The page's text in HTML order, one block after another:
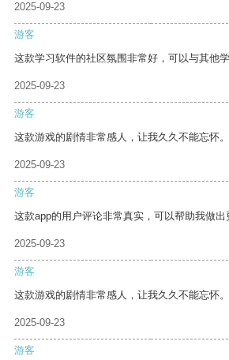
2025-09-23
游客
这款学习软件的社区氛围非常好，可以与其他
2025-09-23
游客
这款游戏的剧情非常感人，让我久久不能忘怀。
2025-09-23
游客
这款app的用户评论非常真实，可以帮助我做出
2025-09-23
游客
这款游戏的剧情非常感人，让我久久不能忘怀。
2025-09-23
游客